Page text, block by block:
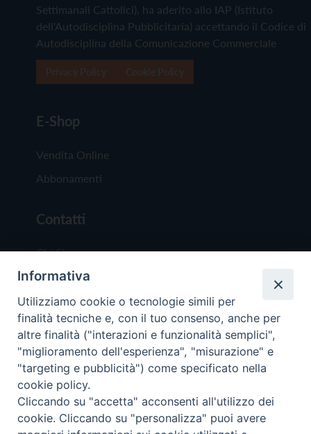
Settimanali Cattolici), ha aderito allo IAP (Istituto
dell'Autodisciplina Pubblicitaria) accettando il Codice di
Autodisciplina della Comunicazione Commerciale
E-Shop
Vendita Online
Abbonamenti
Contatti
Chi Siamo
Redazione
Scrivici
Copyright © 2019 - Tutti i diritti riservati - Vita
Trentina Editrice
Informativa
Utilizziamo cookie o tecnologie simili per
finalità tecniche e, con il tuo consenso, anche per
altre finalità ("interazioni e funzionalità semplici",
"miglioramento dell'esperienza", "misurazione" e
"targeting e pubblicità") come specificato nella
cookie policy.
Cliccando su "accetta" acconsenti all'utilizzo dei
cookie. Cliccando su "personalizza" puoi avere